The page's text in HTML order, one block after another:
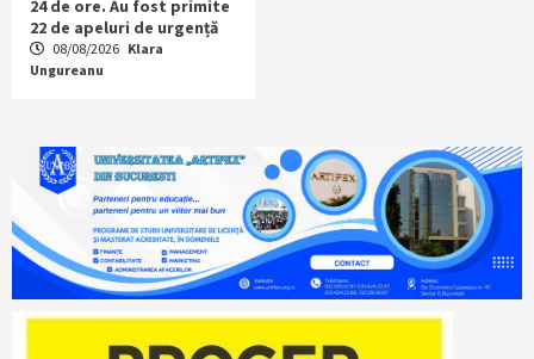
24 de ore. Au fost primite
22 de apeluri de urgență
08/08/2026 Klara
Ungureanu